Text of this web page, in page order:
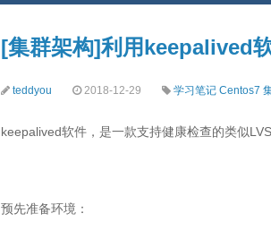
[集群架构]利用keepalived
teddyou 2018-12-29 学习笔记 Centos7
keepalived软件，是一款支持健康检查的类似
预先准备环境：